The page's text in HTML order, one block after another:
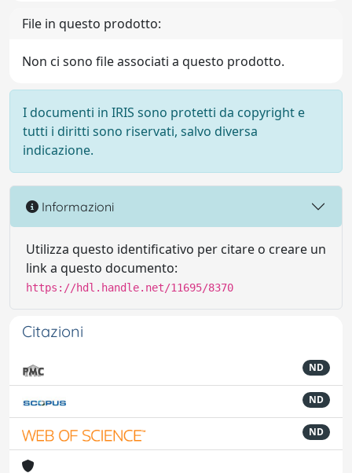
File in questo prodotto:
Non ci sono file associati a questo prodotto.
I documenti in IRIS sono protetti da copyright e
tutti i diritti sono riservati, salvo diversa
indicazione.
Informazioni
Utilizza questo identificativo per citare o creare un
link a questo documento:
https://hdl.handle.net/11695/8370
Citazioni
ND
ND
ND